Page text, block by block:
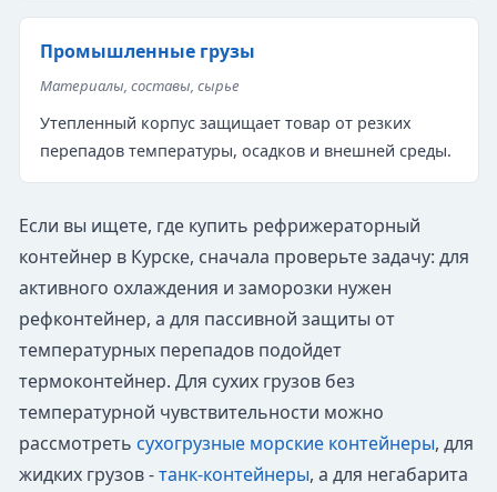
Промышленные грузы
Материалы, составы, сырье
Утепленный корпус защищает товар от резких
перепадов температуры, осадков и внешней среды.
Если вы ищете, где купить рефрижераторный
контейнер в Курске, сначала проверьте задачу: для
активного охлаждения и заморозки нужен
рефконтейнер, а для пассивной защиты от
температурных перепадов подойдет
термоконтейнер. Для сухих грузов без
температурной чувствительности можно
рассмотреть сухогрузные морские контейнеры, для
жидких грузов -танк-контейнеры, а для негабарита